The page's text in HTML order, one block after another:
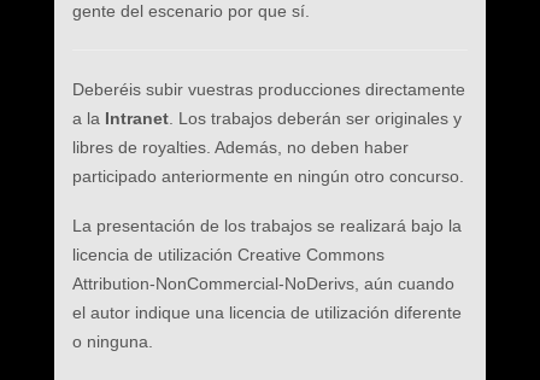
gente del escenario por que sí.
Deberéis subir vuestras producciones directamente
a la Intranet. Los trabajos deberán ser originales y
libres de royalties. Además, no deben haber
participado anteriormente en ningún otro concurso.
La presentación de los trabajos se realizará bajo la
licencia de utilización Creative Commons
Attribution-NonCommercial-NoDerivs, aún cuando
el autor indique una licencia de utilización diferente
o ninguna.